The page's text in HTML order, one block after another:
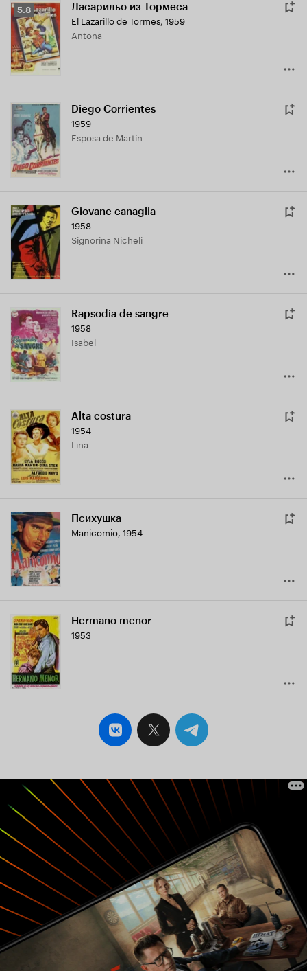
Рейтинг
Кинопоиска
5.8
5.8 Ласарильо из Тормеса
El Lazarillo de Tormes, 1959
Antona
Diego Corrientes
1959
Esposa de Martín
Giovane canaglia
1958
signorina Nicheli
Rapsodia de sangre
1958
Isabel
Alta costura
1954
Lina
Психушка
Manicomio, 1954
Hermano menor
1953